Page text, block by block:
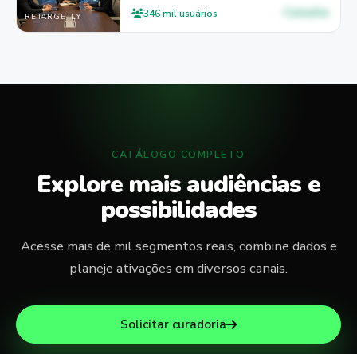
RETARGETLY
forte presença desktop.
346 mil usuários Consulte
CATÁLOGO COMPLETO
Explore mais audiências e
possibilidades
Acesse mais de mil segmentos reais, combine dados e
planeje ativações em diversos canais.
Solicitar curadoria